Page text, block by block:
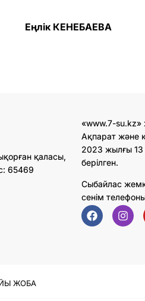
Еңлік КЕНЕБАЕВА
қаласы,
65469
«www.7-su.kz»
Ақпарат және
2023 жылғы 13
берілген.
Сыбайлас
сенім
ЖОБА